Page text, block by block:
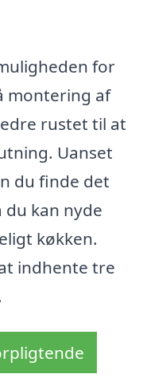
for
montering af
rustet til at
Uanset
du finde det
kan nyde
køkken.
indhente tre